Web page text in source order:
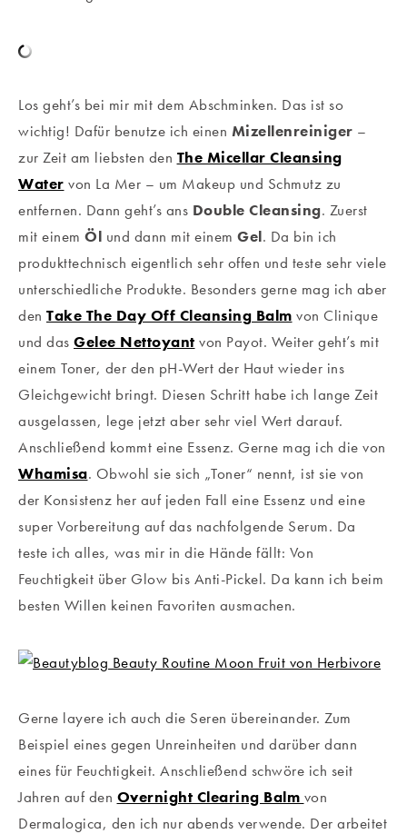
Los geht’s bei mir mit dem Abschminken. Das ist so
wichtig! Dafür benutze ich einen Mizellenreiniger –
zur Zeit am liebsten den The Micellar Cleansing
Water von La Mer – um Makeup und Schmutz zu
entfernen. Dann geht’s ans Double Cleansing. Zuerst
mit einem Öl und dann mit einem Gel. Da bin ich
produkttechnisch eigentlich sehr offen und teste sehr viele
unterschiedliche Produkte. Besonders gerne mag ich aber
den Take The Day Off Cleansing Balm von Clinique
und das Gelee Nettoyant von Payot. Weiter geht’s mit
einem Toner, der den pH-Wert der Haut wieder ins
Gleichgewicht bringt. Diesen Schritt habe ich lange Zeit
ausgelassen, lege jetzt aber sehr viel Wert darauf.
Anschließend kommt eine Essenz. Gerne mag ich die von
Whamisa. Obwohl sie sich „Toner“ nennt, ist sie von
der Konsistenz her auf jeden Fall eine Essenz und eine
super Vorbereitung auf das nachfolgende Serum. Da
teste ich alles, was mir in die Hände fällt: Von
Feuchtigkeit über Glow bis Anti-Pickel. Da kann ich beim
besten Willen keinen Favoriten ausmachen.
Gerne layere ich auch die Seren übereinander. Zum
Beispiel eines gegen Unreinheiten und darüber dann
eines für Feuchtigkeit. Anschließend schwöre ich seit
Jahren auf den Overnight Clearing Balm von
Dermalogica, den ich nur abends verwende. Der arbeitet